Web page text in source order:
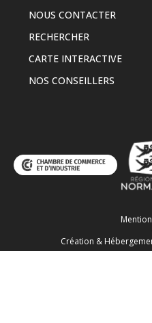
NOUS CONTACTER
RECHERCHER
CARTE INTERACTIVE
NOS CONSEILLERS
Création &